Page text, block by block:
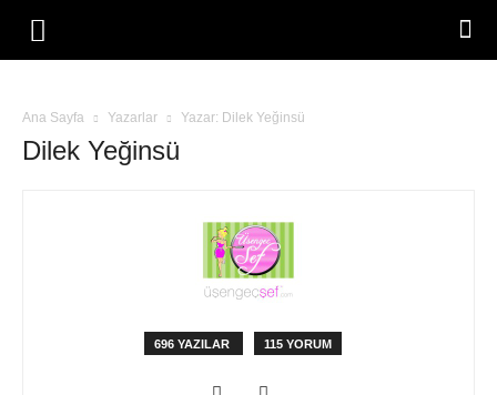
Ana Sayfa Yazarlar Yazar: Dilek Yeğinsü
Dilek Yeğinsü
696 YAZILAR 115 YORUM